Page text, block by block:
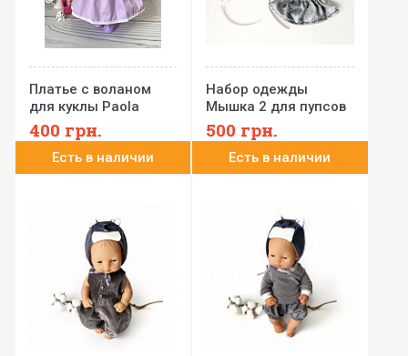
Платье с воланом
для куклы Paola
Reina 32 см
400 грн.
Есть в наличии
Набор одежды
Мышка 2 для пупсов
Arias, Minikane,
Llorens, Paola Reina
32-35 см N21
500 грн.
Есть в наличии